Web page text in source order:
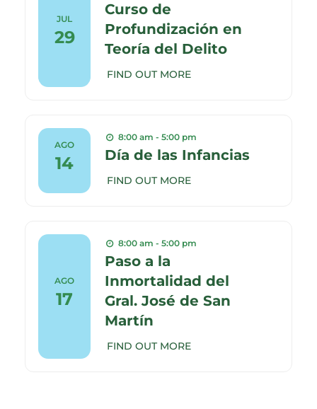
JUL
29
Curso de
Profundización en
Teoría del Delito
FIND OUT MORE
AGO
14
8:00 am - 5:00 pm
Día de las Infancias
FIND OUT MORE
AGO
17
8:00 am - 5:00 pm
Paso a la
Inmortalidad del
Gral. José de San
Martín
FIND OUT MORE